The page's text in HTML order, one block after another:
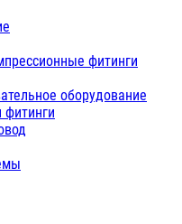
фитинги
оборудование
фитинги